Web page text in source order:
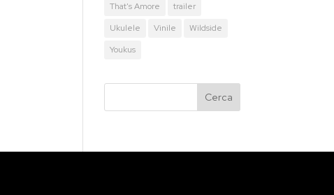
That's Amore
trailer
Ukulele
Vinile
Wildside
Youkus